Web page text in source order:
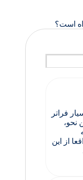
است؟
فراتر
نحو،
از این